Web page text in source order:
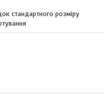
стандартного розміру